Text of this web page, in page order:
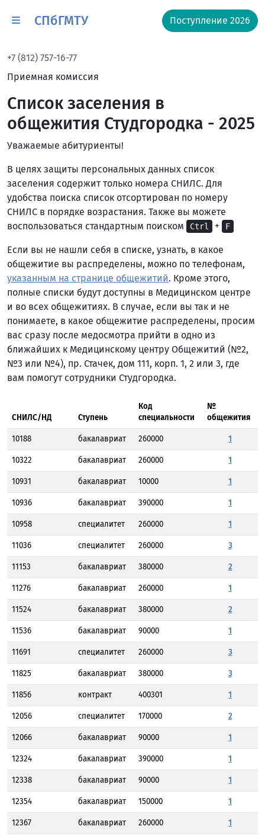
СПбГМТУ Поступление 2026
+7 (812) 757-16-77
Приемная комиссия
Список заселения в
общежития Студгородка - 2025
Уважаемые абитуриенты!
В целях защиты персональных данных список
заселения содержит только номера СНИЛС. Для
удобства поиска список отсортирован по номеру
СНИЛС в порядке возрастания. Также вы можете
воспользоваться стандартным поиском
Ctrl + F
Если вы не нашли себя в списке, узнать, в какое
общежитие вы распределены, можно по телефонам,
указанным на странице общежитий. Кроме этого,
полные списки будут доступны в Медицинском центре
и во всех общежитиях. В случае, если вы так и не
понимаете, в какое общежитие распределены, просим
вас сразу после медосмотра прийти в одно из
ближайших к Медицинскому центру Общежитий (№2,
№3 или №4), пр. Стачек, дом 111, корп. 1, 2 или 3, где
вам помогут сотрудники Студгородка.
СНИЛС/НД Ступень
Код
специальности
№
общежития
10188 бакалавриат 260000 1
10322 бакалавриат 260000 1
10931 бакалавриат 10000 1
10936 бакалавриат 390000 1
10958 специалитет 260000 1
11036 специалитет 260000 3
11153 бакалавриат 380000 2
11276 бакалавриат 260000 1
11524 бакалавриат 380000 2
11536 бакалавриат 90000 1
11691 специалитет 260000 3
11825 бакалавриат 380000 3
11856 контракт 400301 1
12056 специалитет 170000 2
12066 бакалавриат 90000 1
12324 бакалавриат 390000 1
12338 бакалавриат 90000 1
12354 бакалавриат 150000 1
12367 бакалавриат 260000 1